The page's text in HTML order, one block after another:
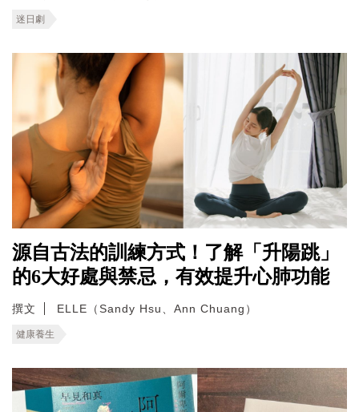
迷日劇
源自古法的訓練方式！了解「升陽跳」
的6大好處與禁忌，有效提升心肺功能
撰文 ELLE（Sandy Hsu、Ann Chuang）
健康養生